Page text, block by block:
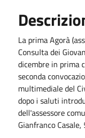
La prima Agorà
Consulta dei
dicembre in prima
seconda
multimediale del
dopo i saluti
dell'assessore
Gianfranco